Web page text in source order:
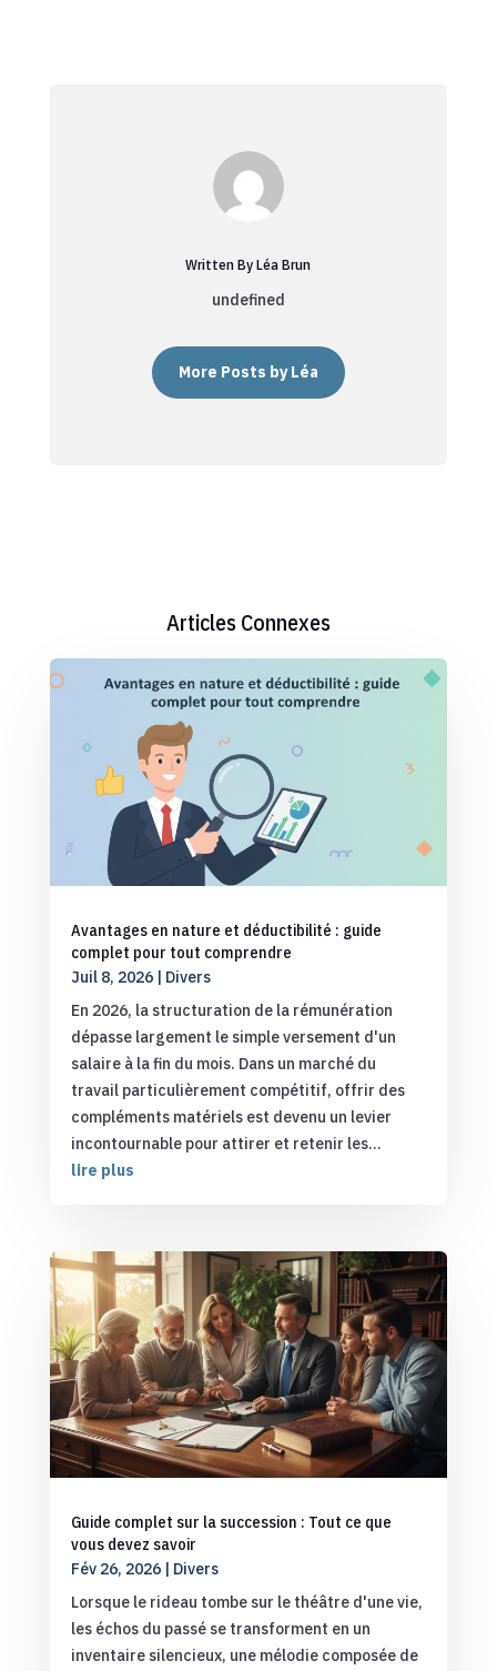
Written By Léa Brun
undefined
More Posts by Léa
Articles Connexes
Avantages en nature et déductibilité : guide
complet pour tout comprendre
Juil 8, 2026| Divers
En 2026, la structuration de la rémunération
dépasse largement le simple versement d'un
salaire à la fin du mois. Dans un marché du
travail particulièrement compétitif, offrir des
compléments matériels est devenu un levier
incontournable pour attirer et retenir les...
lire plus
Guide complet sur la succession : Tout ce que
vous devez savoir
Fév 26, 2026| Divers
Lorsque le rideau tombe sur le théâtre d'une vie,
les échos du passé se transforment en un
inventaire silencieux, une mélodie composée de